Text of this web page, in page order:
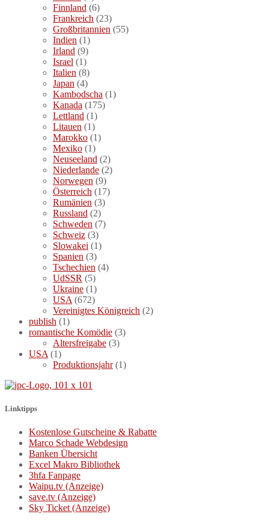
Finnland (6)
Frankreich (23)
Großbritannien (55)
Indien (1)
Irland (9)
Israel (1)
Italien (8)
Japan (4)
Kambodscha (1)
Kanada (175)
Lettland (1)
Litauen (1)
Marokko (1)
Mexiko (1)
Neuseeland (2)
Niederlande (2)
Norwegen (9)
Österreich (17)
Rumänien (3)
Russland (2)
Schweden (7)
Schweiz (3)
Slowakei (1)
Spanien (3)
Tschechien (4)
UdSSR (5)
Ukraine (1)
USA (672)
Vereinigtes Königreich (2)
publish (1)
romantische Komödie (3)
Altersfreigabe (3)
USA (1)
Produktionsjahr(1)
Linktipps
Kostenlose Gutscheine & Rabatte
Marco Schade Webdesign
Banken Übersicht
Excel Makro Bibliothek
3hfa Fanpage
Waipu.tv (Anzeige)
save.tv (Anzeige)
Sky Ticket (Anzeige)